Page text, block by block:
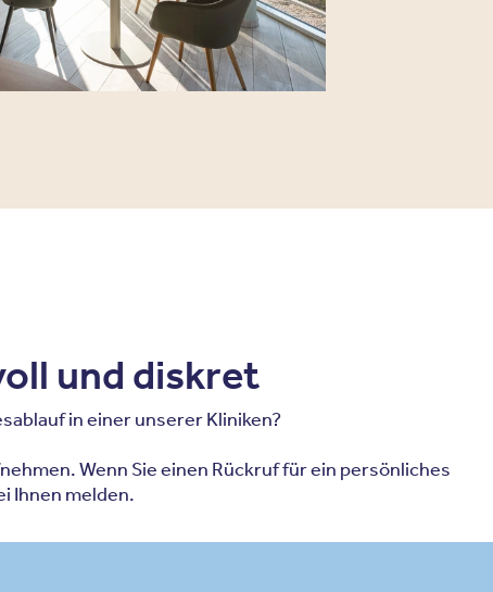
und diskret
in einer unserer Kliniken?
Wenn Sie einen Rückruf für ein persönliches
Ihnen melden.